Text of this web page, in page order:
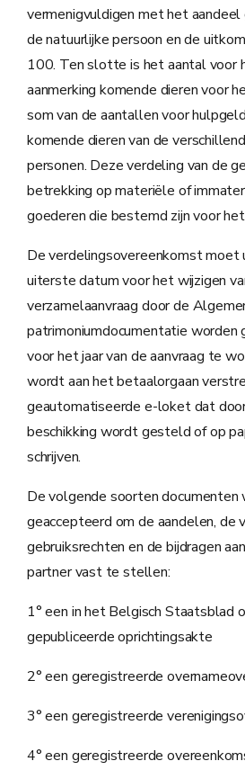
vermenigvuldigen met het aandeel
de natuurlijke persoon en de
100. Ten slotte is het aantal voor
aanmerking komende dieren voor
som van de aantallen voor
komende dieren van de
personen. Deze verdeling van de
betrekking op materiële of
goederen die bestemd zijn voor
De verdelingsovereenkomst moet
uiterste datum voor het wijzigen
verzamelaanvraag door de
patrimoniumdocumentatie worden
voor het jaar van de aanvraag te
wordt aan het betaalorgaan
geautomatiseerde e-loket dat
beschikking wordt gesteld of op
schrijven.
De volgende soorten documenten
geaccepteerd om de aandelen, de
gebruiksrechten en de bijdragen
partner vast te stellen:
1° een in het Belgisch Staatsblad
gepubliceerde oprichtingsakte
2° een geregistreerde
3° een geregistreerde
4° een geregistreerde